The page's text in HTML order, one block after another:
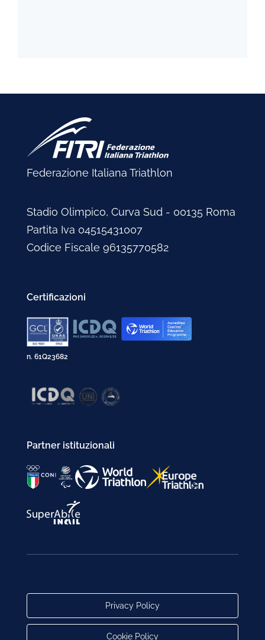
Federazione Italiana Triathlon
Stadio Olimpico, Curva Sud - 00135 Roma
Partita Iva 04515431007
Codice Fiscale 96135770582
Certificazioni
n. 61Q23682
Partner istituzionali
Privacy Policy
Cookie Policy